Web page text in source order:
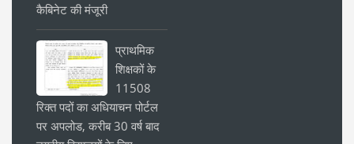
कैबिनेट की मंजूरी
प्राथमिक
शिक्षकों के
11508
रिक्त पदों का अधियाचन पोर्टल
पर अपलोड, करीब 30 वर्ष बाद